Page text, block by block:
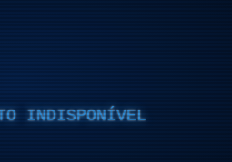
INDISPONÍVEL